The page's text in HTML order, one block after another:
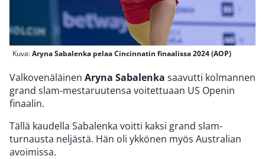
Kuva:Aryna Sabalenka pelaa Cincinnatin finaalissa 2024 (AOP)
Valkovenäläinen Aryna Sabalenka saavutti kolmannen
grand slam-mestaruutensa voitettuaan US Openin
finaalin.
Tällä kaudella Sabalenka voitti kaksi grand slam-
turnausta neljästä. Hän oli ykkönen myös Australian
avoimissa.